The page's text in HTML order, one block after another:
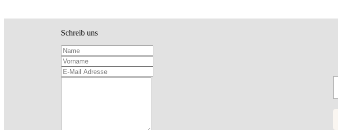
Schreib uns
Name
Vorname
E-Mail Adresse
Deine Nachricht